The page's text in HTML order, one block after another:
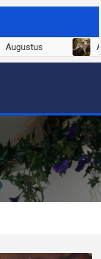
Augustus